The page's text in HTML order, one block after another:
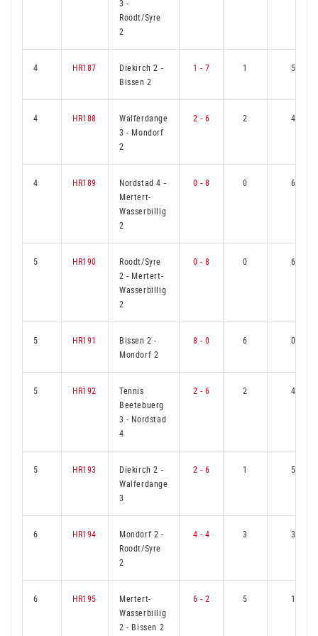
3-
Roodt/Syre
2
4 HR187 Diekirch 2 -
Bissen 2
1 - 7 1 5
4 HR188
Walferdange
3- Mondorf
2
2 - 6 2 4
4 HR189 Nordstad 4 -
Mertert-
Wasserbillig
2
0 - 8 0 6
5 HR190
Roodt/Syre
2- Mertert-
Wasserbillig
2
0 - 8 0 6
5 HR191 Bissen 2-
Mondorf 2
8 - 0 6 0
5 HR192
Tennis
Beetebuerg
3- Nordstad
4
2 - 6 2 4
5 HR193 Diekirch 2 -
Walferdange
3
2 - 6 1 5
6 HR194 Mondorf 2 -
Roodt/Syre
2
4 - 4 3 3
6 HR195
Mertert-
Wasserbillig
2- Bissen 2
6 - 2 5 1